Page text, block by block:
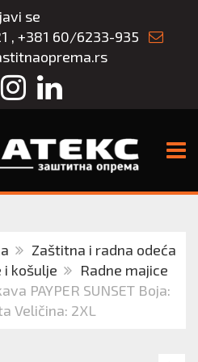
se
, +381 60/6233-935
FacebookInstagram
LinkedIn
Zaštitna i radna odeća
i košulje
Radne majice
PAYPER SUNSET Boja:
Veličina: 2XL